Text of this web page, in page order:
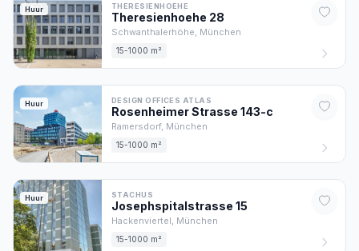
Huur THERESIENHOEHE
Theresienhoehe 28
Schwanthalerhöhe, München
15-1000 m²
Huur DESIGN OFFICES ATLAS
Rosenheimer Strasse 143-c
Ramersdorf, München
15-1000 m²
Huur STACHUS
Josephspitalstrasse 15
Hackenviertel, München
15-1000 m²